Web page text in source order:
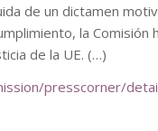
de un dictamen
la Comisión
de la UE. (…)
presscorner/